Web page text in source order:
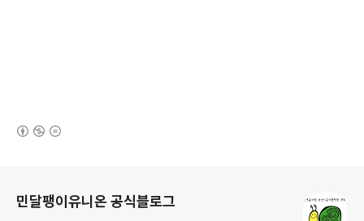
민달팽이유니온 공식블로그